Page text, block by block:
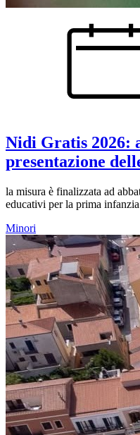
Nidi Gratis 2026:
presentazione
la misura è finalizzata ad
educativi per la prima
Minori